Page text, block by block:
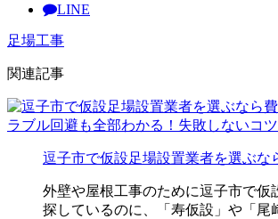
LINE
足場工事
関連記事
逗子市で仮設足場設置業者を選ぶ
外壁や屋根工事のために逗子市で仮
探しているのに、「寿仮設」や「尾